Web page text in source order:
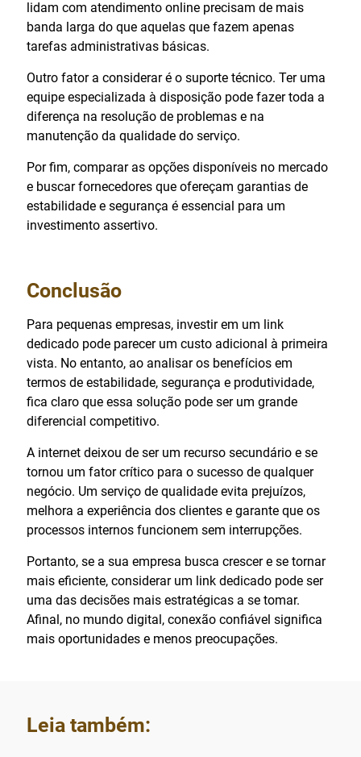
lidam com atendimento online precisam de mais
banda larga do que aquelas que fazem apenas
tarefas administrativas básicas.
Outro fator a considerar é o suporte técnico. Ter uma
equipe especializada à disposição pode fazer toda a
diferença na resolução de problemas e na
manutenção da qualidade do serviço.
Por fim, comparar as opções disponíveis no mercado
e buscar fornecedores que ofereçam garantias de
estabilidade e segurança é essencial para um
investimento assertivo.
Conclusão
Para pequenas empresas, investir em um link
dedicado pode parecer um custo adicional à primeira
vista. No entanto, ao analisar os benefícios em
termos de estabilidade, segurança e produtividade,
fica claro que essa solução pode ser um grande
diferencial competitivo.
A internet deixou de ser um recurso secundário e se
tornou um fator crítico para o sucesso de qualquer
negócio. Um serviço de qualidade evita prejuízos,
melhora a experiência dos clientes e garante que os
processos internos funcionem sem interrupções.
Portanto, se a sua empresa busca crescer e se tornar
mais eficiente, considerar um link dedicado pode ser
uma das decisões mais estratégicas a se tomar.
Afinal, no mundo digital, conexão confiável significa
mais oportunidades e menos preocupações.
Leia também: